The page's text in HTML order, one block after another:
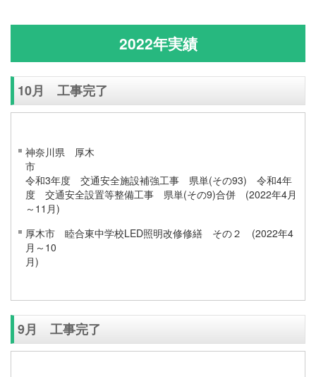
2022年実績
10月 工事完了
神奈川県 厚木
令和3年度 交通安全施設補強工事 県単(その93) 令和4年
度 交通安全設置等整備工事 県単(その9)合併 (2022年4月
～11月)
厚木市 睦合東中学校LED照明改修修繕 その２ (2022年4
月～10
9月 工事完了